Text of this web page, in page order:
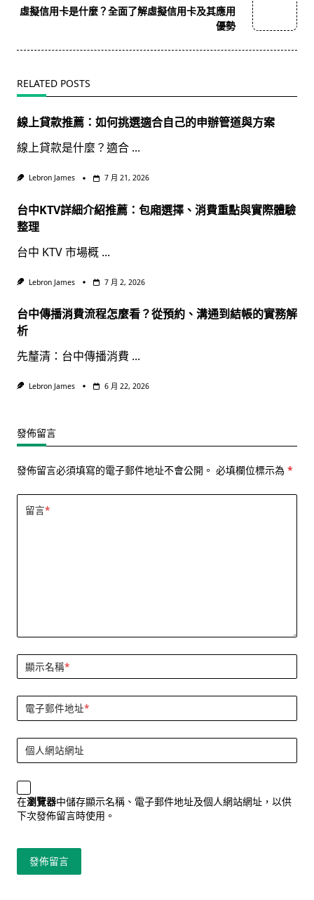
reader-
虛擬信用卡是什麼？全面了解虛擬信用卡及其應用
優勢
RELATED POSTS
線上貸款推薦：如何挑選適合自己的申辦管道與方案
線上貸款是什麼？適合 ...
Lebron James 7 月 21, 2026
台中KTV詳細介紹推薦：包廂選擇、消費重點與實際體驗
整理
台中 KTV 市場概 ...
Lebron James 7 月 2, 2026
台中傳播消費流程怎麼看？從預約、溝通到結帳的實務解
析
先釐清：台中傳播消費 ...
Lebron James 6 月 22, 2026
發佈留言
發佈留言必須填寫的電子郵件地址不會公開。 必填欄位標示為 *
留言*
顯示名稱*
電子郵件地址*
個人網站網址
在瀏覽器中儲存顯示名稱、電子郵件地址及個人網站網址，以供
下次發佈留言時使用。